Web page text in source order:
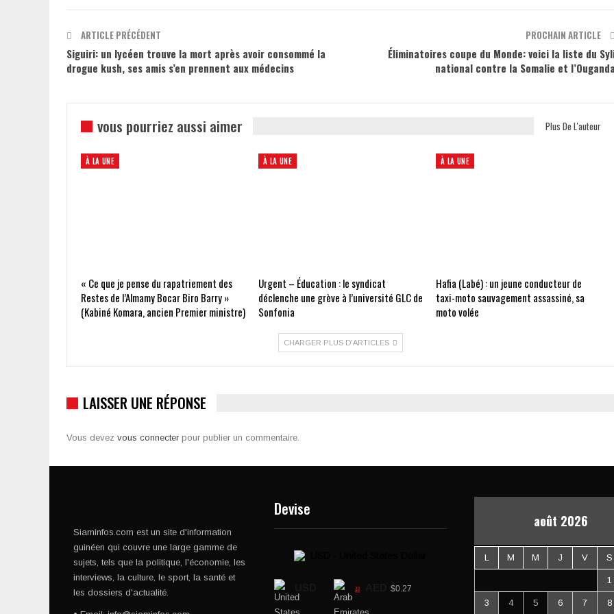
ARTICLE PRÉCÉDENT
Siguiri: un lycéen trouve la mort après avoir consommé la
drogue kush, ses amis s’en prennent aux médecins
PROCHAIN ARTICLE
Éliminatoires coupe du Monde: voici la liste du
national contre la Somalie et
vous pourriez aussi aimer Plus De L'auteur
À LA UNE
« Ce que je pense du rapatriement des
Restes de l’Almamy Bocar Biro Barry »
(Kabiné Komara, ancien Premier ministre)
À LA UNE
Urgent – Éducation : le syndicat
déclenche une grève à l’université GLC de
Sonfonia
À LA UNE
Hafia (Labé) : un jeune conducteur de
taxi-moto sauvagement assassiné, sa
moto volée
CHARGER PLUS D'ARTICLES
LAISSER UNE RÉPONSE
Vous devez vous connecter pour publier un commentaire.
Siaminfos.com est un site d'information
guinéen qui couvre une large gamme de
sujets, tels que la politique, l'économie, les
interviews, la culture, le sport, la santé et
les dossiers d'actualité.
Devise
$0.27
août 2026
L M M J V S
1
3 4 5 6 7 8